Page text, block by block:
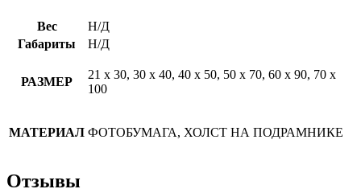
Вес
Н/Д
Габариты
Н/Д
РАЗМЕР
21 х 30, 30 х 40, 40 х 50, 50 х 70, 60 х 90, 70 х
100
МАТЕРИАЛ ФОТОБУМАГА, ХОЛСТ НА ПОДРАМНИКЕ
Отзывы